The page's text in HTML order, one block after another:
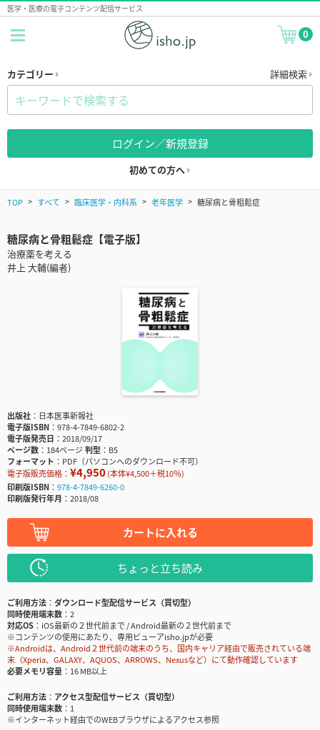
医学・医療の電子コンテンツ配信サービス
0
カテゴリー 詳細検索
ログイン／新規登録
初めての方へ
TOP すべて 臨床医学・内科系 老年医学 糖尿病と骨粗鬆症
糖尿病と骨粗鬆症【電子版】
治療薬を考える
井上 大輔(編者)
出版社
日本医事新報社
電子版ISBN
978-4-7849-6802-2
電子版発売日
2018/09/17
ページ数
184ページ判型
B5
フォーマット
PDF（パソコンへのダウンロード不可）
電子版販売価格： ¥4,950(本体¥4,500＋税10％)
印刷版ISBN
978-4-7849-6260-0
印刷版発行年月
2018/08
カートに入れる
ちょっと立ち読み
ご利用方法
ダウンロード型配信サービス（買切型）
同時使用端末数
2
対応OS
iOS最新の２世代前まで / Android最新の２世代前まで
※コンテンツの使用にあたり、専用ビューアisho.jpが必要
※Androidは、Android２世代前の端末のうち、国内キャリア経由で販売されている端
末（Xperia、GALAXY、AQUOS、ARROWS、Nexusなど）にて動作確認しています
必要メモリ容量
16 MB以上
ご利用方法
アクセス型配信サービス（買切型）
同時使用端末数
1
※インターネット経由でのWEBブラウザによるアクセス参照